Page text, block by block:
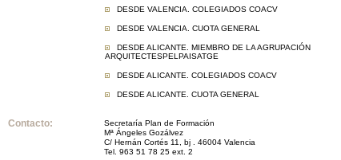
DESDE VALENCIA. COLEGIADOS COACV
DESDE VALENCIA. CUOTA GENERAL
DESDE ALICANTE. MIEMBRO DE LA AGRUPACIÓN
ARQUITECTESPELPAISATGE
DESDE ALICANTE. COLEGIADOS COACV
DESDE ALICANTE. CUOTA GENERAL
Contacto:
Secretaría Plan de Formación
Mª Ángeles Gozálvez
C/ Hernán Cortés 11, bj . 46004 Valencia
Tel. 963 51 78 25 ext. 2